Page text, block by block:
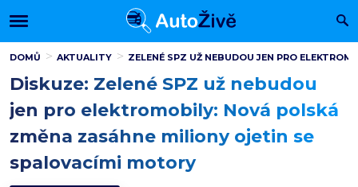
DOMŮ AKTUALITY ZELENÉ SPZ UŽ NEBUDOU JEN PRO
Diskuze: Zelené SPZ už nebudou
jen pro elektromobily: Nová polská
změna zasáhne miliony ojetin se
spalovacími motory